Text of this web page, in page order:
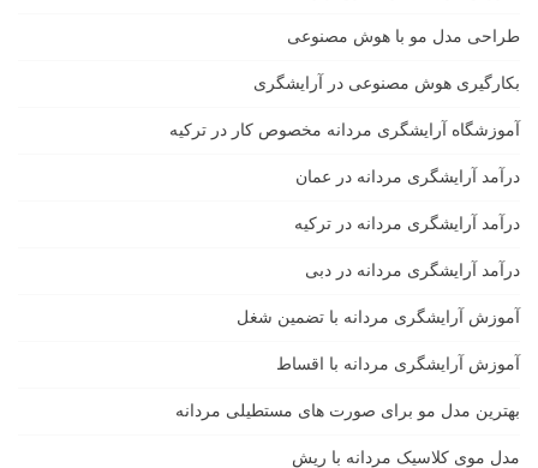
طراحی مدل مو با هوش مصنوعی
بکارگیری هوش مصنوعی در آرایشگری
آموزشگاه آرایشگری مردانه مخصوص کار در ترکیه
درآمد آرایشگری مردانه در عمان
درآمد آرایشگری مردانه در ترکیه
درآمد آرایشگری مردانه در دبی
آموزش آرایشگری مردانه با تضمین شغل
آموزش آرایشگری مردانه با اقساط
بهترین مدل مو برای صورت های مستطیلی مردانه
مدل موی کلاسیک مردانه با ریش